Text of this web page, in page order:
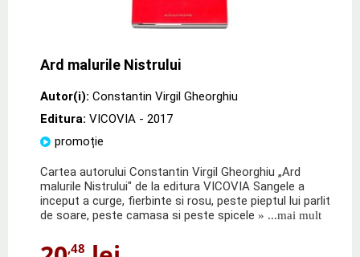
Ard malurile Nistrului
Autor(i): Constantin Virgil Gheorghiu
Editura: VICOVIA - 2017
promoție
Cartea autorului Constantin Virgil Gheorghiu „Ard
malurile Nistrului" de la editura VICOVIA Sangele a
inceput a curge, fierbinte si rosu, peste pieptul lui parlit
de soare, peste camasa si peste spicele » ...mai mult
,48